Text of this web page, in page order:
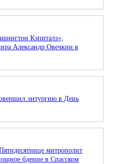
Кэпиталз»,
Александр Овечкин в
литургию в День
митрополит
бдение в Спасском